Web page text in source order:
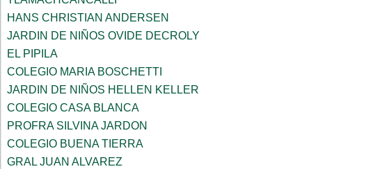
HANS CHRISTIAN ANDERSEN
JARDIN DE NIÑOS OVIDE DECROLY
EL PIPILA
COLEGIO MARIA BOSCHETTI
JARDIN DE NIÑOS HELLEN KELLER
COLEGIO CASA BLANCA
PROFRA SILVINA JARDON
COLEGIO BUENA TIERRA
GRAL JUAN ALVAREZ